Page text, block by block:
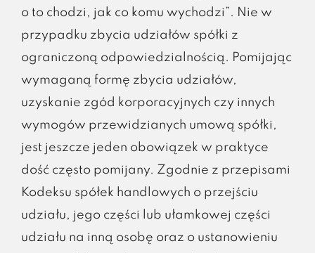
o to chodzi, jak co komu wychodzi”. Nie w
przypadku zbycia udziałów spółki z
ograniczoną odpowiedzialnością. Pomijając
wymaganą formę zbycia udziałów,
uzyskanie zgód korporacyjnych czy innych
wymogów przewidzianych umową spółki,
jest jeszcze jeden obowiązek w praktyce
dość często pomijany. Zgodnie z przepisami
Kodeksu spółek handlowych o przejściu
udziału, jego części lub ułamkowej części
udziału na inną osobę oraz o ustanowieniu